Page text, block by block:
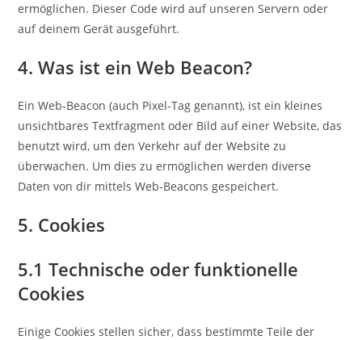
ermöglichen. Dieser Code wird auf unseren Servern oder
auf deinem Gerät ausgeführt.
4. Was ist ein Web Beacon?
Ein Web-Beacon (auch Pixel-Tag genannt), ist ein kleines
unsichtbares Textfragment oder Bild auf einer Website, das
benutzt wird, um den Verkehr auf der Website zu
überwachen. Um dies zu ermöglichen werden diverse
Daten von dir mittels Web-Beacons gespeichert.
5. Cookies
5.1 Technische oder funktionelle
Cookies
Einige Cookies stellen sicher, dass bestimmte Teile der